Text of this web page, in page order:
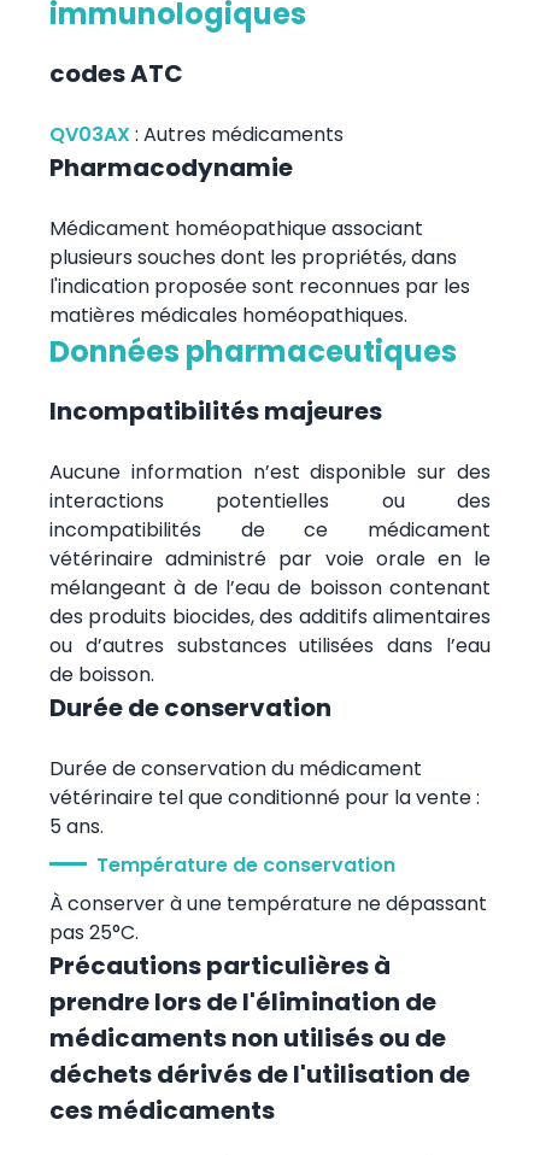
immunologiques
codes ATC
QV03AX : Autres médicaments
Pharmacodynamie
Médicament homéopathique associant
plusieurs souches dont les propriétés, dans
l'indication proposée sont reconnues par les
matières médicales homéopathiques.
Données pharmaceutiques
Incompatibilités majeures
Aucune information n’est disponible sur des
interactions potentielles ou des
incompatibilités de ce médicament
vétérinaire administré par voie orale en le
mélangeant à de l’eau de boisson contenant
des produits biocides, des additifs alimentaires
ou d’autres substances utilisées dans l’eau
de boisson.
Durée de conservation
Durée de conservation du médicament
vétérinaire tel que conditionné pour la vente :
5 ans.
Température de conservation
À conserver à une température ne dépassant
pas 25°C.
Précautions particulières à
prendre lors de l'élimination de
médicaments non utilisés ou de
déchets dérivés de l'utilisation de
ces médicaments